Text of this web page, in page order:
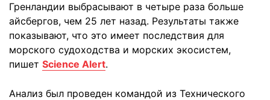
Гренландии выбрасывают в четыре раза больше
айсбергов, чем 25 лет назад. Результаты также
показывают, что это имеет последствия для
морского судоходства и морских экосистем,
пишет Science Alert.
Анализ был проведен командой из Технического